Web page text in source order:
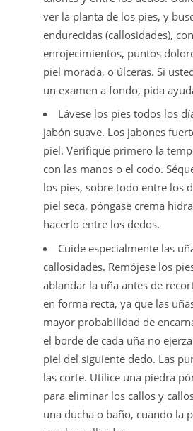
ver la planta de los pies, y
endurecidas (callosidades),
enrojecimientos, puntos
piel morada, o úlceras. Si
un examen a fondo, pida
Lávese los pies todos los
jabón suave. Los jabones
piel. Verifique primero la
con las manos o el codo.
los pies, sobre todo entre los
piel seca, póngase crema
hacerlo entre los dedos.
Cuide especialmente las
callosidades. Remójese los
ablandar la uña antes de
en forma recta, ya que las
mayor probabilidad de
el borde de cada uña no
piel del siguiente dedo. Las
las corte. Utilice una piedra
para eliminar los callos y
una ducha o baño, cuando la